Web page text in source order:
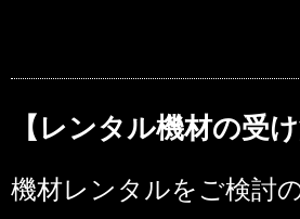
【レンタル機材の受
機材レンタルをご検討